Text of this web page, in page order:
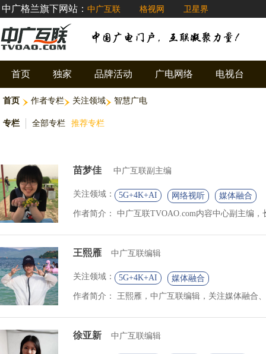
中广格兰旗下网站： 中广互联 格视网 卫星界
首页 独家 品牌活动 广电网络 电视台
首页 作者专栏 关注领域 智慧广电
专栏 全部专栏 推荐专栏
苗梦佳 中广互联副主编
关注领域： 5G+4K+AI 网络视听
媒体融合
作者简介： 中广互联TVOAO.com内容中心副主编
王熙雁 中广互联编辑
关注领域： 5G+4K+AI
媒体融合
作者简介： 王熙雁，中广互联编辑，关注媒体融合
徐亚新 中广互联编辑